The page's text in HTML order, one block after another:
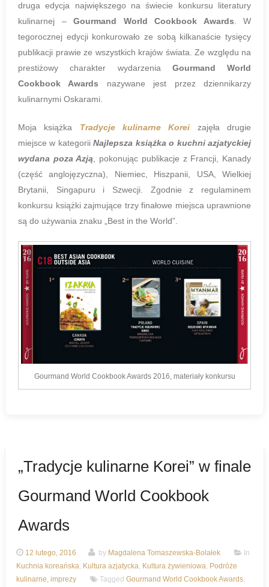
druga edycja największego na świecie konkursu literatury
kulinarnej – Gourmand World Cookbook Awards. W
tegorocznej edycji konkurowało ze sobą kilkanaście tysięcy
publikacji prawie ze wszystkich krajów świata. Ze względu na
prestiżowy charakter wydarzenia Gourmand World
Cookbook Awards nazywane jest przez dziennikarzy
kulinarnymi Oskarami.
Moja książka Tradycje kulinarne Korei zajęła drugie
miejsce w kategoriiNajlepsza książka o kuchni azjatyckiej
wydana poza Azją, pokonując publikacje z Francji, Kanady
(część anglojęzyczna), Niemiec, Hiszpanii, USA, Wielkiej
Brytanii, Singapuru i Szwecji. Zgodnie z regulaminem
konkursu książki zajmujące trzy finałowe miejsca uprawnione
są do używania znaku „Best in the World”.
Gourmand World Cookbook Awards 2016, materiały konkursu
„Tradycje kulinarne Korei” w finale
Gourmand World Cookbook
Awards
12 lutego, 2016 by Magdalena Tomaszewska-Bolałek
In
Kuchnia koreańska, Kultura azjatycka, Kultura żywieniowa, Podróże
kulinarne, imprezy
Tagged Gourmand World Cookbook Awards,